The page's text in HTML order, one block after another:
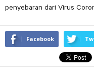
penyebaran dari Virus
Facebook